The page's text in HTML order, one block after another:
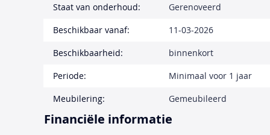
Staat van onderhoud:
Gerenoveerd
Beschikbaar vanaf:
11-03-2026
Beschikbaarheid:
binnenkort
Periode:
Minimaal voor 1 jaar
Meubilering:
Gemeubileerd
Financiële informatie